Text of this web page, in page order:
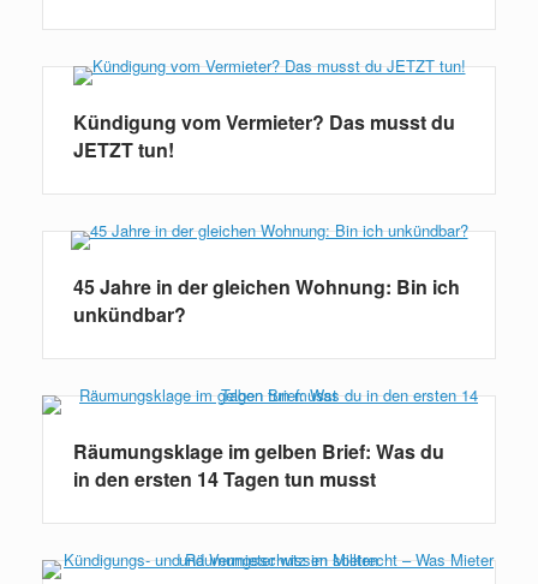
Kündigung vom Vermieter? Das musst du
JETZT tun!
45 Jahre in der gleichen Wohnung: Bin ich
unkündbar?
Räumungsklage im gelben Brief: Was du
in den ersten 14 Tagen tun musst